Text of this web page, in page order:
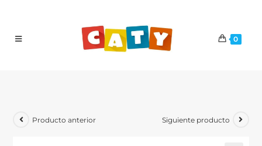
0
Producto anterior Siguiente producto